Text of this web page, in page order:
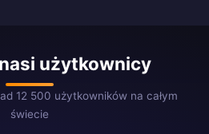
użytkownicy
12 500 użytkowników na całym
świecie